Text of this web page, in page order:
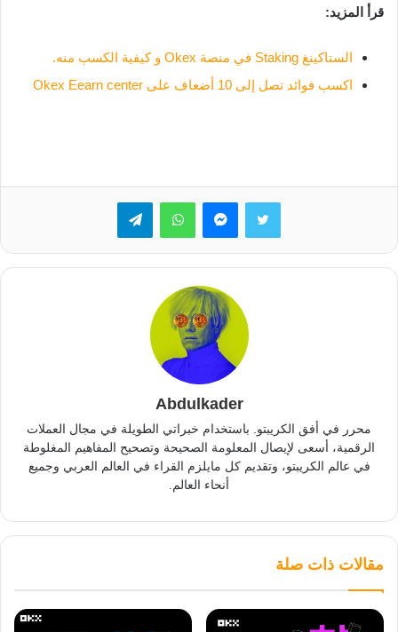
قرأ المزيد:
الستاكينغ Staking في منصة Okex و كيفية الكسب منه.
اكسب فوائد تصل إلى 10 أضعاف على Okex Eearn center
تويتر ماسنجرواتساب تيلقرام
Abdulkader
محرر في أفق الكريبتو. باستخدام خبراتي الطويلة في مجال العملات
الرقمية، أسعى لإيصال المعلومة الصحيحة وتصحيح المفاهيم المغلوطة
في عالم الكريبتو، وتقديم كل مايلزم القراء في العالم العربي وجميع
أنحاء العالم.
مقالات ذات صلة